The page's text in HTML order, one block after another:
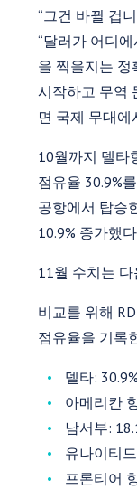
“그건 바뀔 겁
“달러가 어디
을 찍을지는 정
시작하고 무역
면 국제 무대에
10월까지 델타
점유율 30.9%
공항에서 탑승
10.9% 증가했
11월 수치는
비교를 위해
점유율을 기록
델타: 30.9%
아메리칸
남서부:
유나이티
프론티어